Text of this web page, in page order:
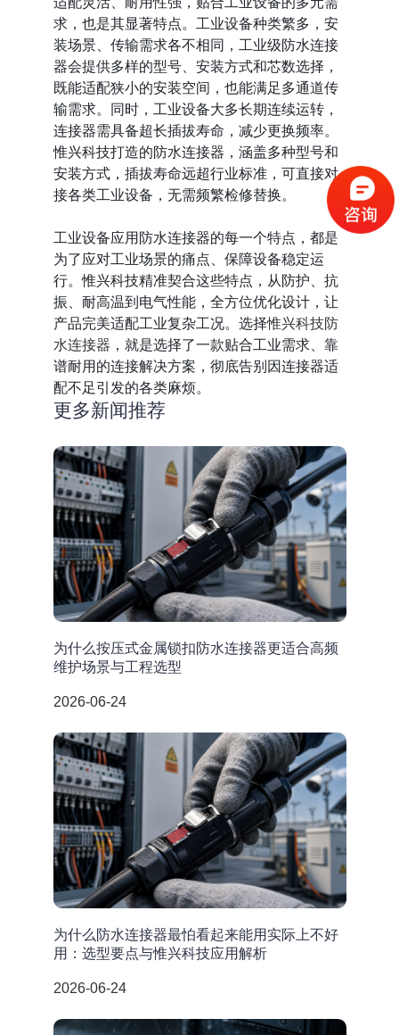
求，也是其显著特点。工业设备种类繁多，安
装场景、传输需求各不相同，工业级防水连接
器会提供多样的型号、安装方式和芯数选择，
既能适配狭小的安装空间，也能满足多通道传
输需求。同时，工业设备大多长期连续运转，
连接器需具备超长插拔寿命，减少更换频率。
惟兴科技打造的防水连接器，涵盖多种型号和
安装方式，插拔寿命远超行业标准，可直接对
接各类工业设备，无需频繁检修替换。
工业设备应用防水连接器的每一个特点，都是
为了应对工业场景的痛点、保障设备稳定运
行。惟兴科技精准契合这些特点，从防护、抗
振、耐高温到电气性能，全方位优化设计，让
产品完美适配工业复杂工况。选择惟兴科技防
水连接器 ，就是选择了一款贴合工业需求、靠
谱耐用的连接解决方案，彻底告别因连接器适
配不足引发的各类麻烦。
更多新闻推荐
为什么按压式金属锁扣防水连接器更适合高频
维护场景与工程选型
2026-06-24
为什么防水连接器最怕看起来能用实际上不好
用：选型要点与惟兴科技应用解析
2026-06-24